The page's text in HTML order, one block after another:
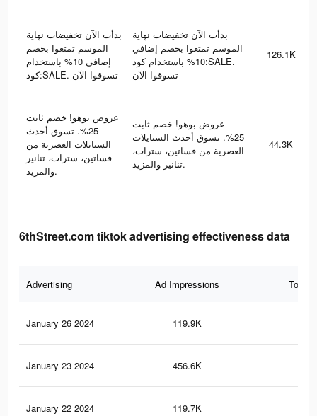
بدأت الآن تخفيضات نهاية
الموسم تمتعوا بخصم
إضافي 10% باستخدام
كود:SALE. تسوقوا الآن
بدأت الآن تخفيضات نهاية
الموسم تمتعوا بخصم إضافي
10% باستخدام كود:SALE.
تسوقوا الآن
126.1K
عروض بوهو! خصم ثابت
25%. تسوق أحدث
الستايلات العصرية من
فساتين، سترات، تنانير
والمزيد.
عروض بوهو! خصم ثابت
25%. تسوق أحدث الستايلات
العصرية من فساتين، سترات،
تنانير والمزيد.
44.3K
6thStreet.com tiktok advertising effectiveness data
Advertising Ad Impressions Total
January 26 2024 119.9K
January 23 2024 456.6K
January 22 2024 119.7K